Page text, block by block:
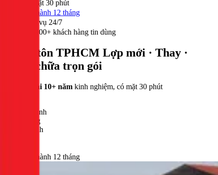
Có mặt 30 phút
Bảo hành 12 tháng
Phục vụ 24/7
300,000+ khách hàng tin dùng
Mái tôn TPHCM Lợp mới · Thay ·
Sửa chữa trọn gói
Thợ mái 10+ năm kinh nghiệm, có mặt 30 phút
Công trình
12 tháng
Bảo hành
Bảo hành 12 tháng